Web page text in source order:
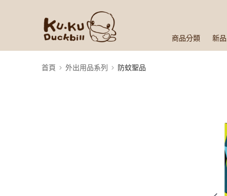
商品分類 新
首頁 外出用品系列 防蚊聖品